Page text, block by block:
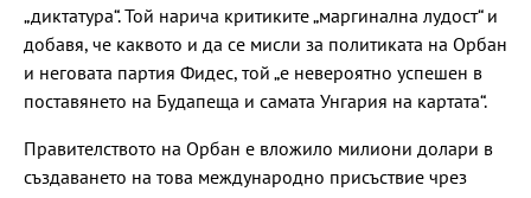
„диктатура“. Той нарича критиките „маргинална лудост“ и
добавя, че каквото и да се мисли за политиката на Орбан
и неговата партия Фидес, той „е невероятно успешен в
поставянето на Будапеща и самата Унгария на картата“.
Правителството на Орбан е вложило милиони долари в
създаването на това международно присъствие чрез